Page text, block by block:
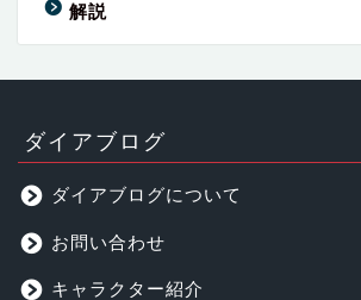
解説
ダイアブログ
ダイアブログについて
お問い合わせ
キャラクター紹介